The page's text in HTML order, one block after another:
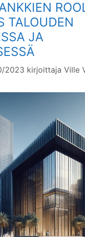
TALOUDEN
JA
2023 kirjoittaja Ville